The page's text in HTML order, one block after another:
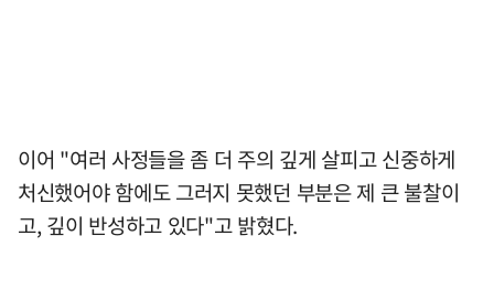
이어 "여러 사정들을 좀 더 주의 깊게 살피고 신중하게
처신했어야 함에도 그러지 못했던 부분은 제 큰 불찰이
고, 깊이 반성하고 있다"고 밝혔다.